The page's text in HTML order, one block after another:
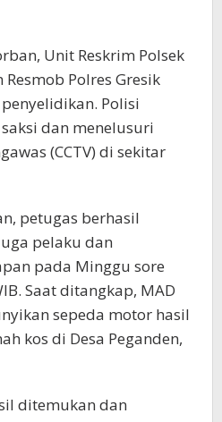
Unit Reskrim Polsek
Polres Gresik
Polisi
dan menelusuri
(CCTV) di sekitar
petugas berhasil
pelaku dan
pada Minggu sore
Saat ditangkap, MAD
sepeda motor hasil
kos di Desa Peganden,
ditemukan dan